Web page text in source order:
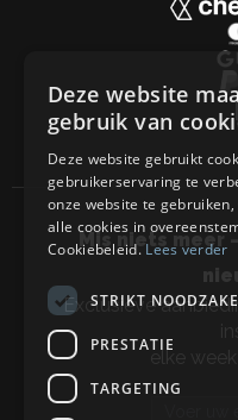
Mis niets meer
Exclusieve
elke
Deze website
gebruik van
Deze website gebruikt
gebruikerservaring te
onze website te
alle cookies in
Cookiebeleid.Lees verder
STRIKT
PRESTATIE
TARGETING